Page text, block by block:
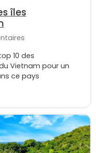
îles
10 des
Vietnam pour un
ce pays